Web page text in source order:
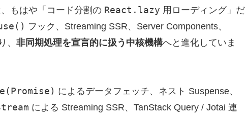
もはや「コード分割の React.lazy 用ローディング」だ
フック、Streaming SSR、Server Components、
、 非同期処理を宣言的に扱う中核機構へと進化していま
によるデータフェッチ、ネスト Suspense、
による Streaming SSR、TanStack Query / Jotai 連